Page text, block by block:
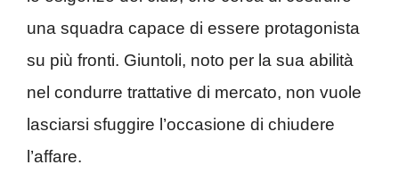
una squadra capace di essere protagonista
su più fronti. Giuntoli, noto per la sua abilità
nel condurre trattative di mercato, non vuole
lasciarsi sfuggire l’occasione di chiudere
l’affare.